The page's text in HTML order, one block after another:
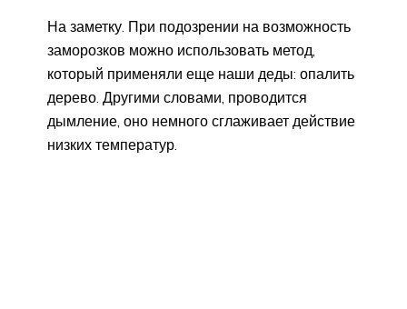
На заметку. При подозрении на возможность
заморозков можно использовать метод,
который применяли еще наши деды: опалить
дерево. Другими словами, проводится
дымление, оно немного сглаживает действие
низких температур.